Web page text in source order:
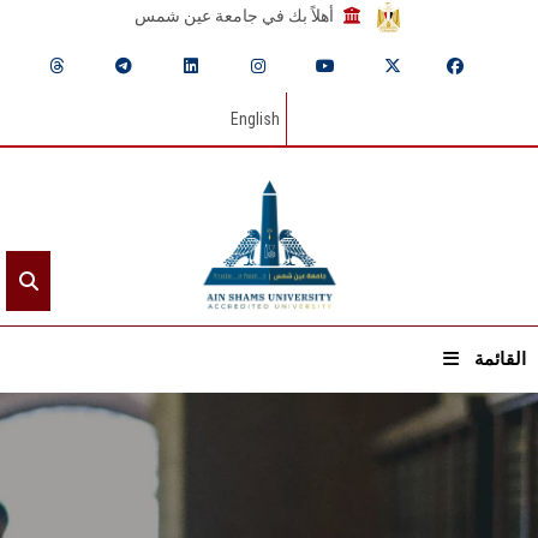
أهلاً بك في جامعة عين شمس
English
القائمة
الرئيسيـة